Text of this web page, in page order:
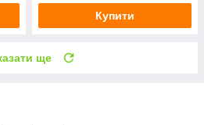
Купити
ще